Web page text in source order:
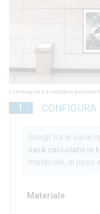
L'immagine è a carattere
1 CONFIGURA
Scegli tra le varie
sarà calcolato in
materiale, al peso
Materiale